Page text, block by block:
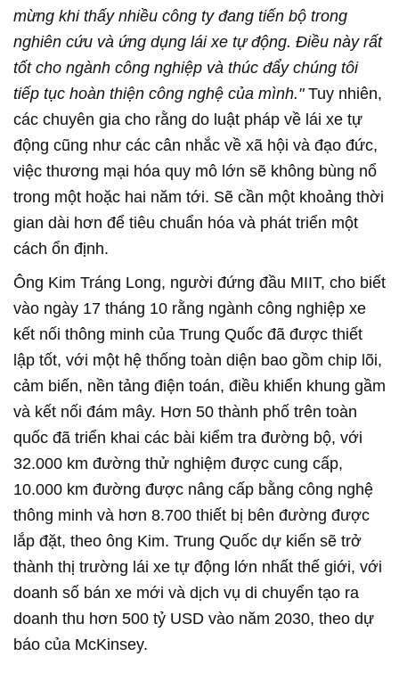
mừng khi thấy nhiều công ty đang tiến bộ trong
nghiên cứu và ứng dụng lái xe tự động. Điều này rất
tốt cho ngành công nghiệp và thúc đẩy chúng tôi
tiếp tục hoàn thiện công nghệ của mình." Tuy nhiên,
các chuyên gia cho rằng do luật pháp về lái xe tự
động cũng như các cân nhắc về xã hội và đạo đức,
việc thương mại hóa quy mô lớn sẽ không bùng nổ
trong một hoặc hai năm tới. Sẽ cần một khoảng thời
gian dài hơn để tiêu chuẩn hóa và phát triển một
cách ổn định.
Ông Kim Tráng Long, người đứng đầu MIIT, cho biết
vào ngày 17 tháng 10 rằng ngành công nghiệp xe
kết nối thông minh của Trung Quốc đã được thiết
lập tốt, với một hệ thống toàn diện bao gồm chip lõi,
cảm biến, nền tảng điện toán, điều khiển khung gầm
và kết nối đám mây. Hơn 50 thành phố trên toàn
quốc đã triển khai các bài kiểm tra đường bộ, với
32.000 km đường thử nghiệm được cung cấp,
10.000 km đường được nâng cấp bằng công nghệ
thông minh và hơn 8.700 thiết bị bên đường được
lắp đặt, theo ông Kim. Trung Quốc dự kiến sẽ trở
thành thị trường lái xe tự động lớn nhất thế giới, với
doanh số bán xe mới và dịch vụ di chuyển tạo ra
doanh thu hơn 500 tỷ USD vào năm 2030, theo dự
báo của McKinsey.